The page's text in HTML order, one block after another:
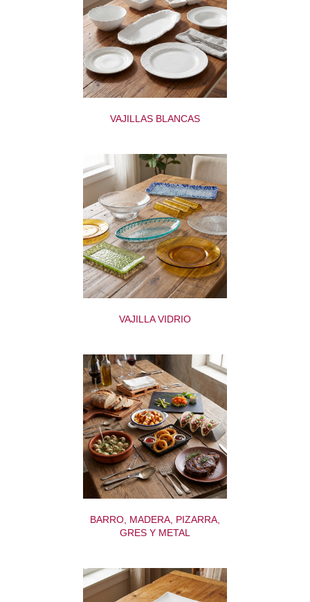
VAJILLAS BLANCAS
VAJILLA VIDRIO
BARRO, MADERA, PIZARRA,
GRES Y METAL